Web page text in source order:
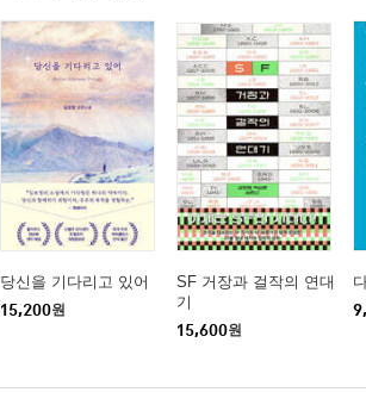
당신을 기다리고 있어
15,200원
SF 거장과 걸작의 연대
기
15,600원